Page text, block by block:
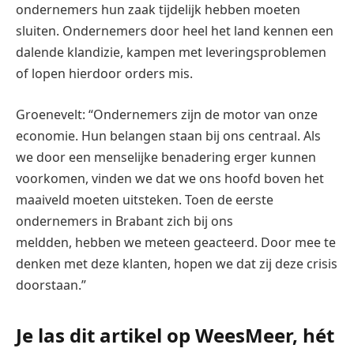
ondernemers hun zaak tijdelijk hebben moeten
sluiten. Ondernemers door heel het land kennen een
dalende klandizie, kampen met leveringsproblemen
of lopen hierdoor orders mis.
Groenevelt: “Ondernemers zijn de motor van onze
economie. Hun belangen staan bij ons centraal. Als
we door een menselijke benadering erger kunnen
voorkomen, vinden we dat we ons hoofd boven het
maaiveld moeten uitsteken. Toen de eerste
ondernemers in Brabant zich bij ons
meldden, hebben we meteen geacteerd. Door mee te
denken met deze klanten, hopen we dat zij deze crisis
doorstaan.”
Je las dit artikel op WeesMeer, hét